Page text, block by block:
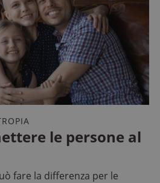
le persone al
fare la differenza per le